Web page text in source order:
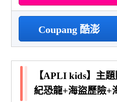
Coupang 酷澎
【APLI kids】主
紀恐龍+海盜歷險+